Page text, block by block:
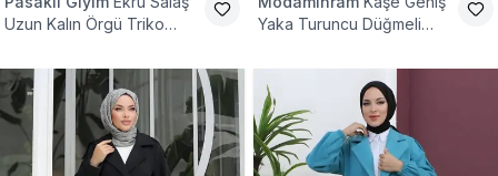
Uzun Kalın Örgü Triko
Yaka Turuncu Düğmeli